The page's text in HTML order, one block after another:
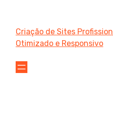
Criação de Sites
Otimizado e Responsivo